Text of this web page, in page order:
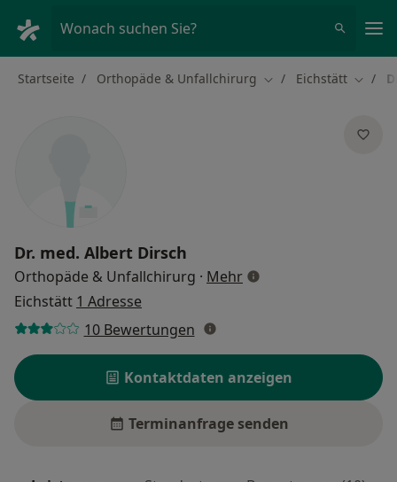
Wonach suchen Sie?
Startseite Orthopäde & Unfallchirurg Stadt ändern
Eichstätt Stadt
Dr. med. Albert Dirsch
Orthopäde & Unfallchirurg · Mehrüber Spezialisierungen
Eichstätt 1 Adresse
10 Bewertungen
Kontaktdaten anzeigen
Terminanfrage senden